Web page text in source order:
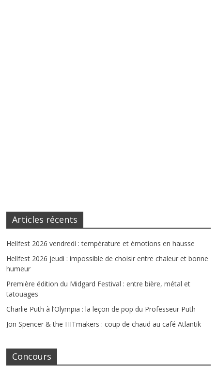
Articles récents
Hellfest 2026 vendredi : température et émotions en hausse
Hellfest 2026 jeudi : impossible de choisir entre chaleur et bonne
humeur
Première édition du Midgard Festival : entre bière, métal et
tatouages
Charlie Puth à l’Olympia : la leçon de pop du Professeur Puth
Jon Spencer & the HITmakers : coup de chaud au café Atlantik
Concours